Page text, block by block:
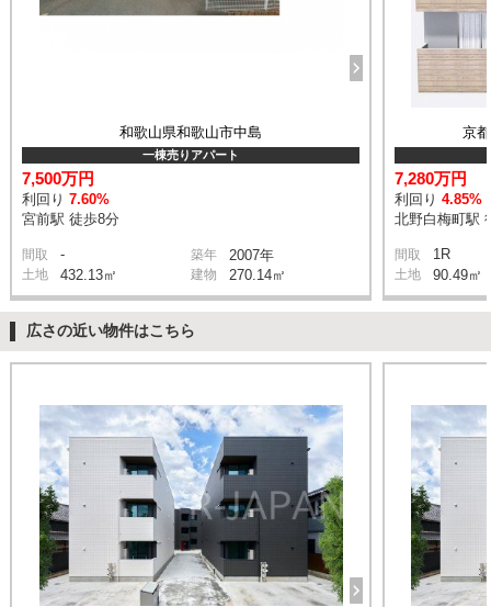
和歌山県和歌山市中島
一棟売りアパート
7,500万円
利回り7.60%
宮前駅 徒歩8分
間取 - 築年 2007年
土地 432.13㎡ 建物 270.14㎡
京
7,280万円
利回り 4.85%
北野白梅町駅
間取 1R
土地 90.49㎡
広さの近い物件はこちら